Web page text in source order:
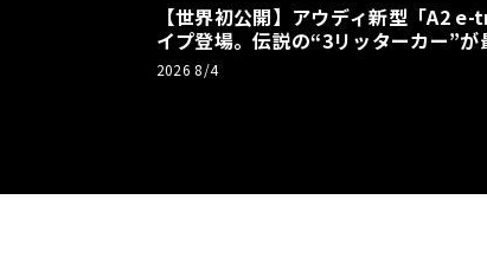
【世界初公開】アウディ新型「A2
イプ登場。伝説の“3リッターカー”が
リーBEVとして復活【画像38枚】
2026 8/4